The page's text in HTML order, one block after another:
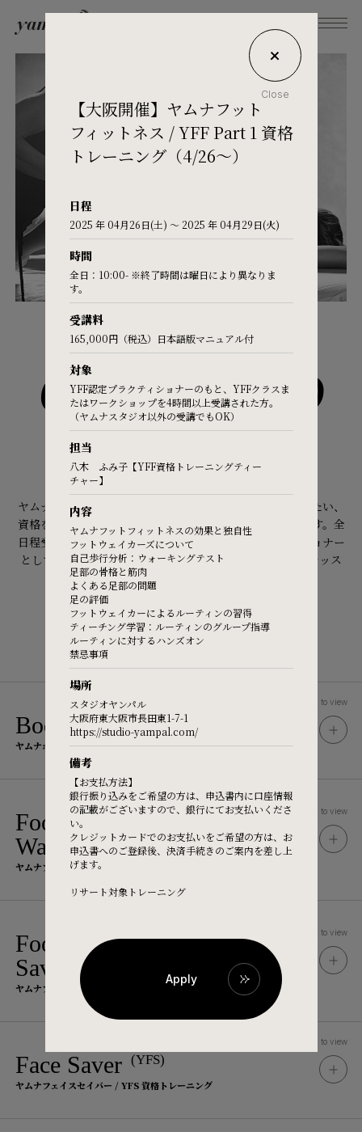
What's Yamuna?
The Yamuna Methods
Journal
Inquiries
FAQ
Practitioners site
Close
【大阪開催】ヤムナフット
フィットネス / YFF Part 1 資格
トレーニング（4/26～）
日程
2025 年 04月26日(土) 〜 2025 年 04月29日(火)
時間
全日：10:00- ※終了時間は曜日により異なりま
す。
受講料
165,000円（税込）日本語版マニュアル付
対象
YFF認定プラクティショナーのもと、YFFクラスま
たはワークショップを4時間以上受講された方。
（ヤムナスタジオ以外の受講でもOK）
担当
八木 ふみ子【YFF資格トレーニングティー
チャー】
内容
ヤムナフットフィットネスの効果と独自性
フットウェイカーズについて
自己歩行分析：ウォーキングテスト
足部の骨格と筋肉
よくある足部の問題
足の評価
フットウェイカーによるルーティンの習得
ティーチング学習：ルーティンのグループ指導
ルーティンに対するハンズオン
禁忌事項
場所
スタジオヤンパル
大阪府東大阪市長田東1-7-1
https://studio-yampal.com/
備考
【お支払方法】
銀行振り込みをご希望の方は、申込書内に口座情報
の記載がございますので、銀行にてお支払いくださ
い。
クレジットカードでのお支払いをご希望の方は、お
申込書へのご登録後、決済手続きのご案内を差し上
げます。
リサート対象トレーニング
Apply
GET
CERTIFIED
資格を取得する
ヤムナの各メソッドをより深く学びたい、周りの人に伝えたい、
資格を取得して仕事として提供したい方向けの養成講習です。全
日程受講後、課題や試験に合格すると、認定プラクティショナー
として活動が出来ます。プラクティショナーから4時間のレッス
ンを事前に受ければ、どんな方でも受講可能です。
Body Rolling (YBR)
ヤムナボディローリング / YBR 資格トレーニング
Click to view
Tuition Fee
受講料
385,000
Foot Fitness (YFF)Part 1 Foot
Waker
ヤムナフットフィットネス / YFF Part 1 資格トレーニング
Click to view
Tuition Fee
Foot Fitness (YFF)Part 2 Foot
Saver
ヤムナフットフィットネス / YFF Part 2 資格トレーニング
Click to view
Face Saver (YFS)
ヤムナフェイスセイバー / YFS 資格トレーニング
Click to view